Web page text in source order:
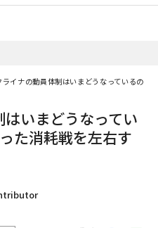
ライナの動員体制はいまどうなっているの
いまどうなってい
た消耗戦を左右す